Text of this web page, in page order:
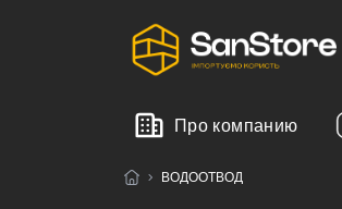
Про компанию
ВОДООТВОД